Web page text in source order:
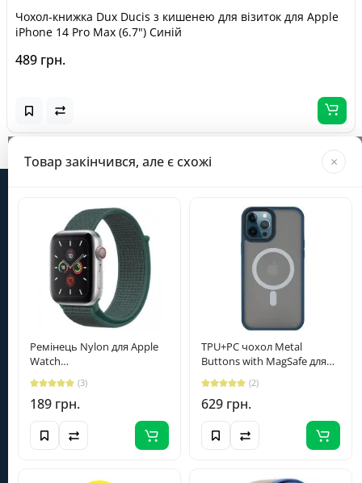
Чохол-книжка Dux Ducis з кишенею для візиток для Apple
iPhone 14 Pro Max (6.7") Синій
489 грн.
Товар закінчився, але є схожі ×
Ремінець Nylon для Apple
Watch
38/40/41/42mm(ser.10)
Зелений / Pine green
(3)
189 грн.
TPU+PC чохол Metal
Buttons with MagSafe для
Apple iPhone 14 Pro Max
(6.7") Синій
(2)
629 грн.
Завантажується...
Інформація
Категорії
Особистий кабінет
(098) 098-6235
+380980986235
info@smartera.com.ua